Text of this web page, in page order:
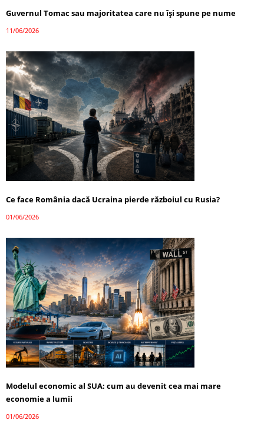
Guvernul Tomac sau majoritatea care nu își spune pe nume
11/06/2026
Ce face România dacă Ucraina pierde războiul cu Rusia?
01/06/2026
Modelul economic al SUA: cum au devenit cea mai mare
economie a lumii
01/06/2026